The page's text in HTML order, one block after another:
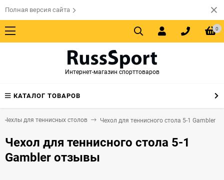
Полная версия сайта
0
Интернет-магазин спорттоваров
КАТАЛОГ ТОВАРОВ
Чехлы для теннисных столов Чехол для теннисного стола 5-1 Gambler
Чехол для теннисного стола 5-1
Gambler отзывы